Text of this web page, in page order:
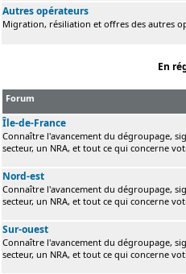
Autres opérateurs
Migration, résiliation et offres des autres
En
Forum
Île-de-France
Connaître l'avancement du dégroupage,
secteur, un NRA, et tout ce qui concerne
Nord-est
Connaître l'avancement du dégroupage,
secteur, un NRA, et tout ce qui concerne
Sur-ouest
Connaître l'avancement du dégroupage,
secteur, un NRA, et tout ce qui concerne